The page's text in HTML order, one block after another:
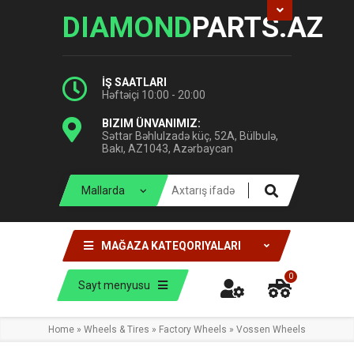
DIAMONDPARTS.AZ
İŞ SAATLARI
Həftəiçi 10:00 - 20:00
BIZIM ÜNVANIMIZ:
Səttar Bəhlulzadə küç, 52A, Bülbulə,
Bakı, AZ1043, Azərbaycan
MAĞAZA KATEQORIYALARI
Sayt menyusu
0
Home » Wheels & Tires » Factory Wheels » Vossen Wheels